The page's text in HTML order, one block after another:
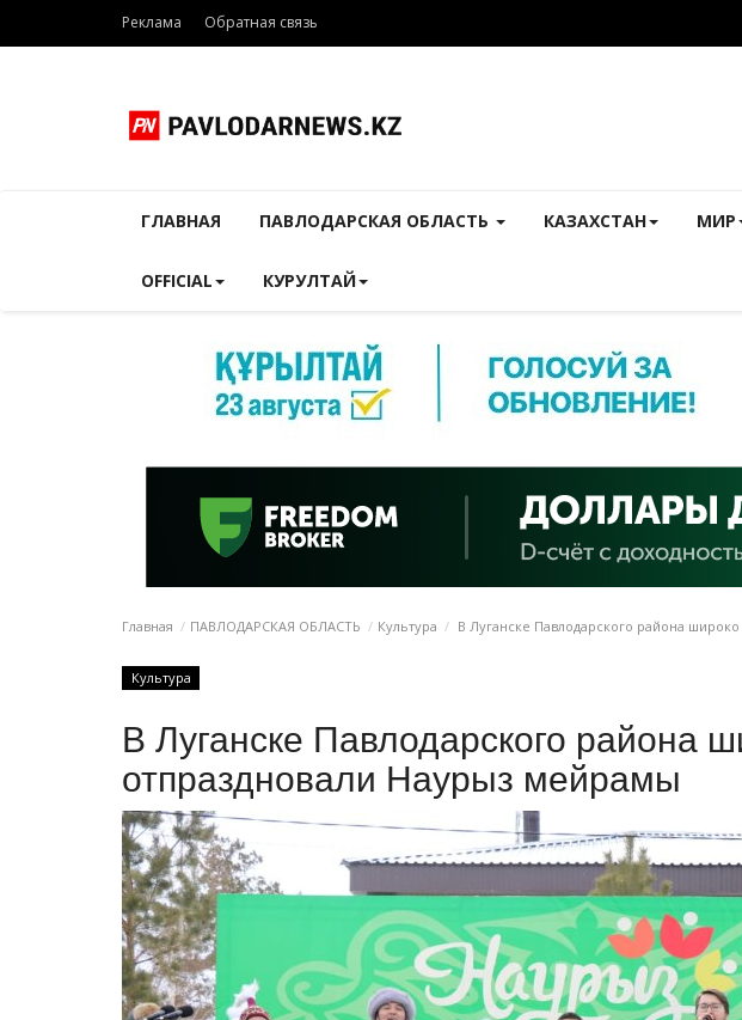
Реклама Обратная связь
ГЛАВНАЯ ПАВЛОДАРСКАЯ ОБЛАСТЬ КАЗАХСТАН МИР
OFFICIAL КУРУЛТАЙ
Главная ПАВЛОДАРСКАЯ ОБЛАСТЬ Культура В Луганске Павлодарского района
Культура
В Луганске Павлодарского района
отпраздновали Наурыз мейрамы